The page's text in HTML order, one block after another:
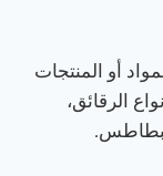
أو المنتجات
الرقائق،